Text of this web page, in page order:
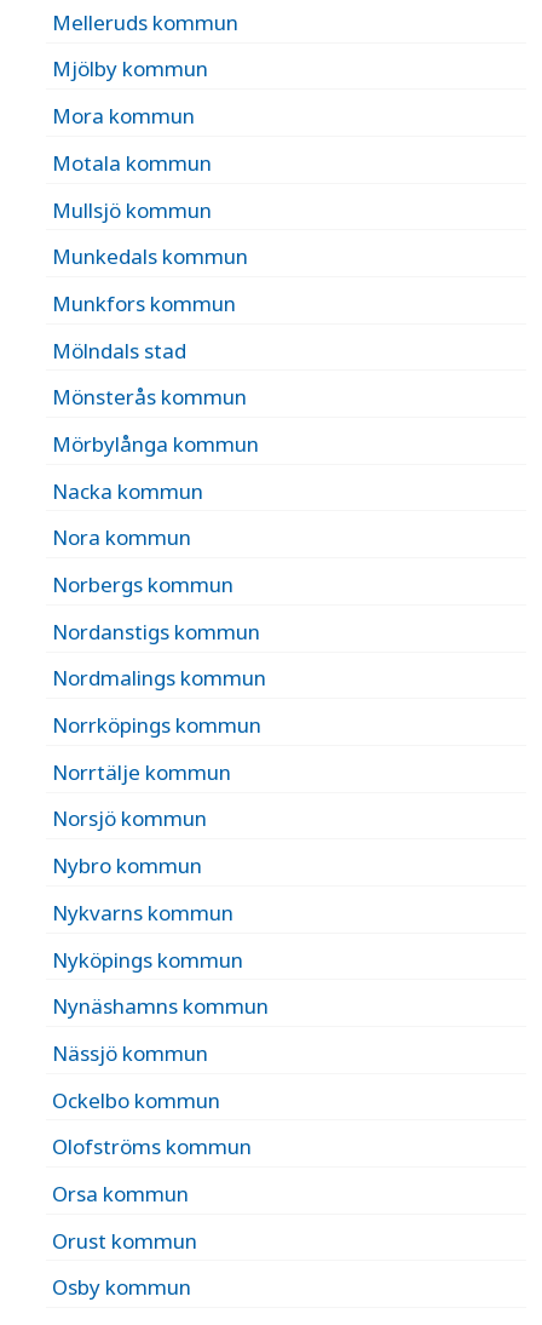
Melleruds kommun
Mjölby kommun
Mora kommun
Motala kommun
Mullsjö kommun
Munkedals kommun
Munkfors kommun
Mölndals stad
Mönsterås kommun
Mörbylånga kommun
Nacka kommun
Nora kommun
Norbergs kommun
Nordanstigs kommun
Nordmalings kommun
Norrköpings kommun
Norrtälje kommun
Norsjö kommun
Nybro kommun
Nykvarns kommun
Nyköpings kommun
Nynäshamns kommun
Nässjö kommun
Ockelbo kommun
Olofströms kommun
Orsa kommun
Orust kommun
Osby kommun